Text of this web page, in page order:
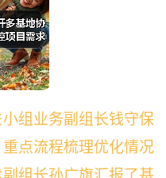
组业务副组长钱守保
点流程梳理优化情况